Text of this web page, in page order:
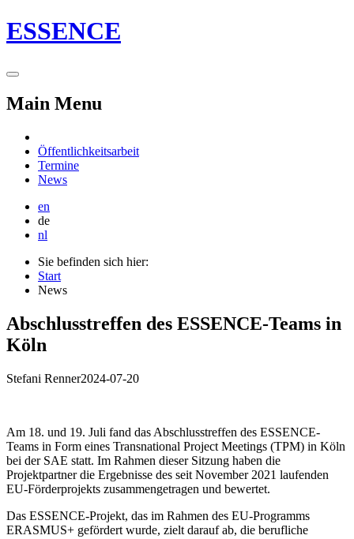
ESSENCE
Main Menu
Öffentlichkeitsarbeit
Termine
News
en
de
nl
Sie befinden sich hier:
Start
News
Abschlusstreffen des ESSENCE-Teams in
Köln
Stefani Renner2024-07-20
Am 18. und 19. Juli fand das Abschlusstreffen des ESSENCE-
Teams in Form eines Transnational Project Meetings (TPM) in Köln
bei der SAE statt. Im Rahmen dieser Sitzung haben die
Projektpartner die Ergebnisse des seit November 2021 laufenden
EU-Förderprojekts zusammengetragen und bewertet.
Das ESSENCE-Projekt, das im Rahmen des EU-Programms
ERASMUS+ gefördert wurde, zielt darauf ab, die berufliche